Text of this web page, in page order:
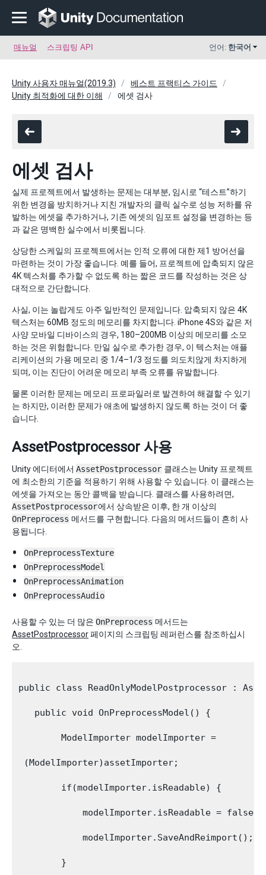
매뉴얼 스크립팅 API 언어: 한국어
Unity 사용자 매뉴얼(2019.3)
베스트 프랙티스 가이드
Unity 최적화에 대한 이해
에셋 검사
에셋 검사
실제 프로젝트에서 발생하는 문제는 대부분, 임시로 “테스트”하기
위한 변경을 방치하거나 지친 개발자의 클릭 실수로 성능 저하를 유
발하는 에셋을 추가하거나, 기존 에셋의 임포트 설정을 변경하는 등
과 같은 명백한 실수에서 비롯됩니다.
상당한 스케일의 프로젝트에서는 인적 오류에 대한 제1 방어선을
마련하는 것이 가장 좋습니다. 예를 들어, 프로젝트에 압축되지 않은
4K 텍스처를 추가할 수 없도록 하는 짧은 코드를 작성하는 것은 상
대적으로 간단합니다.
사실, 이는 놀랍게도 아주 일반적인 문제입니다. 압축되지 않은 4K
텍스처는 60MB 정도의 메모리를 차지합니다. iPhone 4S와 같은 저
사양 모바일 디바이스의 경우, 180–200MB 이상의 메모리를 소모
하는 것은 위험합니다. 만일 실수로 추가한 경우, 이 텍스처는 애플
리케이션의 가용 메모리 중 1/4–1/3 정도를 의도치않게 차지하게
되며, 이는 진단이 어려운 메모리 부족 오류를 유발합니다.
물론 이러한 문제는 메모리 프로파일러로 발견하여 해결할 수 있기
는 하지만, 이러한 문제가 애초에 발생하지 않도록 하는 것이 더 좋
습니다.
AssetPostprocessor 사용
Unity 에디터에서 AssetPostprocessor 클래스는 Unity 프로젝트
에 최소한의 기준을 적용하기 위해 사용할 수 있습니다. 이 클래스는
에셋을 가져오는 동안 콜백을 받습니다. 클래스를 사용하려면,
AssetPostprocessor에서 상속받은 이후, 한 개 이상의
OnPreprocess 메서드를 구현합니다. 다음의 메서드들이 흔히 사
용됩니다.
OnPreprocessTexture
OnPreprocessModel
OnPreprocessAnimation
OnPreprocessAudio
사용할 수 있는 더 많은 OnPreprocess 메서드는
AssetPostprocessor페이지의 스크립팅 레퍼런스를 참조하십시
오.
public class ReadOnlyModelPostprocessor :
   public void OnPreprocessModel() {
        ModelImporter modelImporter =
(ModelImporter)assetImporter;
        if(modelImporter.isReadable) {
            modelImporter.isReadable = false;
            modelImporter.SaveAndReimport();
        }